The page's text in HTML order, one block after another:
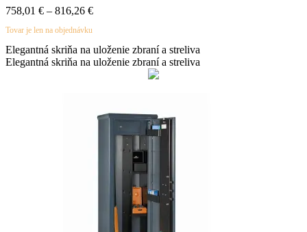
758,01 € – 816,26 €Price
through
816,26 €
Tovar je len na objednávku
Elegantná skriňa na uloženie zbraní a streliva
Elegantná skriňa na uloženie zbraní a streliva